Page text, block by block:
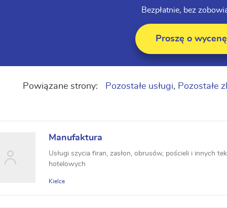
Bezpłatnie, bez
Proszę o wycenę
Powiązane strony: Pozostałe usługi, Pozostałe
Manufaktura
Usługi szycia firan, zasłon, obrusów, pościeli i innych
hotelowych
Kielce